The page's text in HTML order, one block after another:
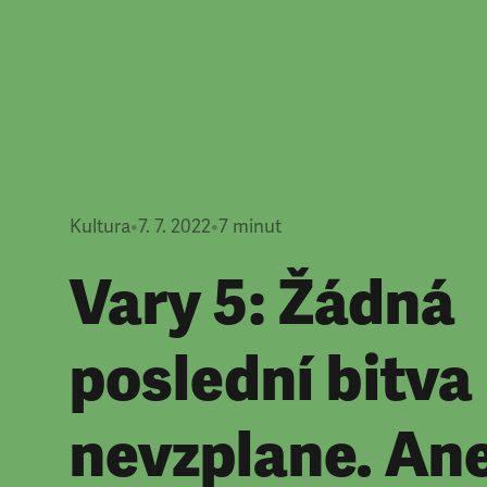
Kultura•7. 7. 2022•7 minut
Vary 5: Žádná
poslední bitva
nevzplane.